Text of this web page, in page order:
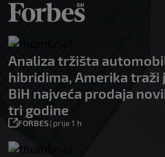
Analiza tržišta
hibridima, Amerika traži
BiH najveća prodaja
tri godine
FORBES| prije 1 h